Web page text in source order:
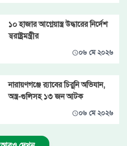
১০ হাজার আগ্নেয়াস্ত্র উদ্ধারের নির্দেশ
স্বরাষ্ট্রমন্ত্রীর
০৬ মে ২০২৬
নারায়ণগঞ্জে র‍্যাবের চিরুনি অভিযান,
অস্ত্র-গুলিসহ ১৩ জন আটক
০৬ মে ২০২৬